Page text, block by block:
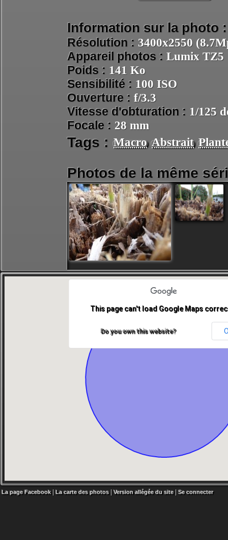
Information sur la photo :
Résolution : 3400x2550
Appareil photos : Lumix TZ5
Poids : 141 Ko
Sensibilité : 100 ISO
Ouverture : f/3.3
Vitesse d'obturation : 1/125
Focale : 28 mm
Tags : Macro Abstrait
Photos de la même
This page can't load Google Maps
Do you own this website?
La page Facebook| La carte des photos |Version allégée du site| Se connecter